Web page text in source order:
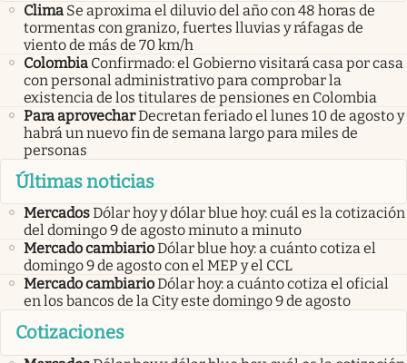
Clima Se aproxima el diluvio del año con 48 horas de
tormentas con granizo, fuertes lluvias y ráfagas de
viento de más de 70 km/h
Colombia Confirmado: el Gobierno visitará casa por casa
con personal administrativo para comprobar la
existencia de los titulares de pensiones en Colombia
Para aprovecharDecretan feriado el lunes 10 de agosto y
habrá un nuevo fin de semana largo para miles de
personas
Últimas noticias
MercadosDólar hoy y dólar blue hoy: cuál es la cotización
del domingo 9 de agosto minuto a minuto
Mercado cambiarioDólar blue hoy: a cuánto cotiza el
domingo 9 de agosto con el MEP y el CCL
Mercado cambiarioDólar hoy: a cuánto cotiza el oficial
en los bancos de la City este domingo 9 de agosto
Cotizaciones